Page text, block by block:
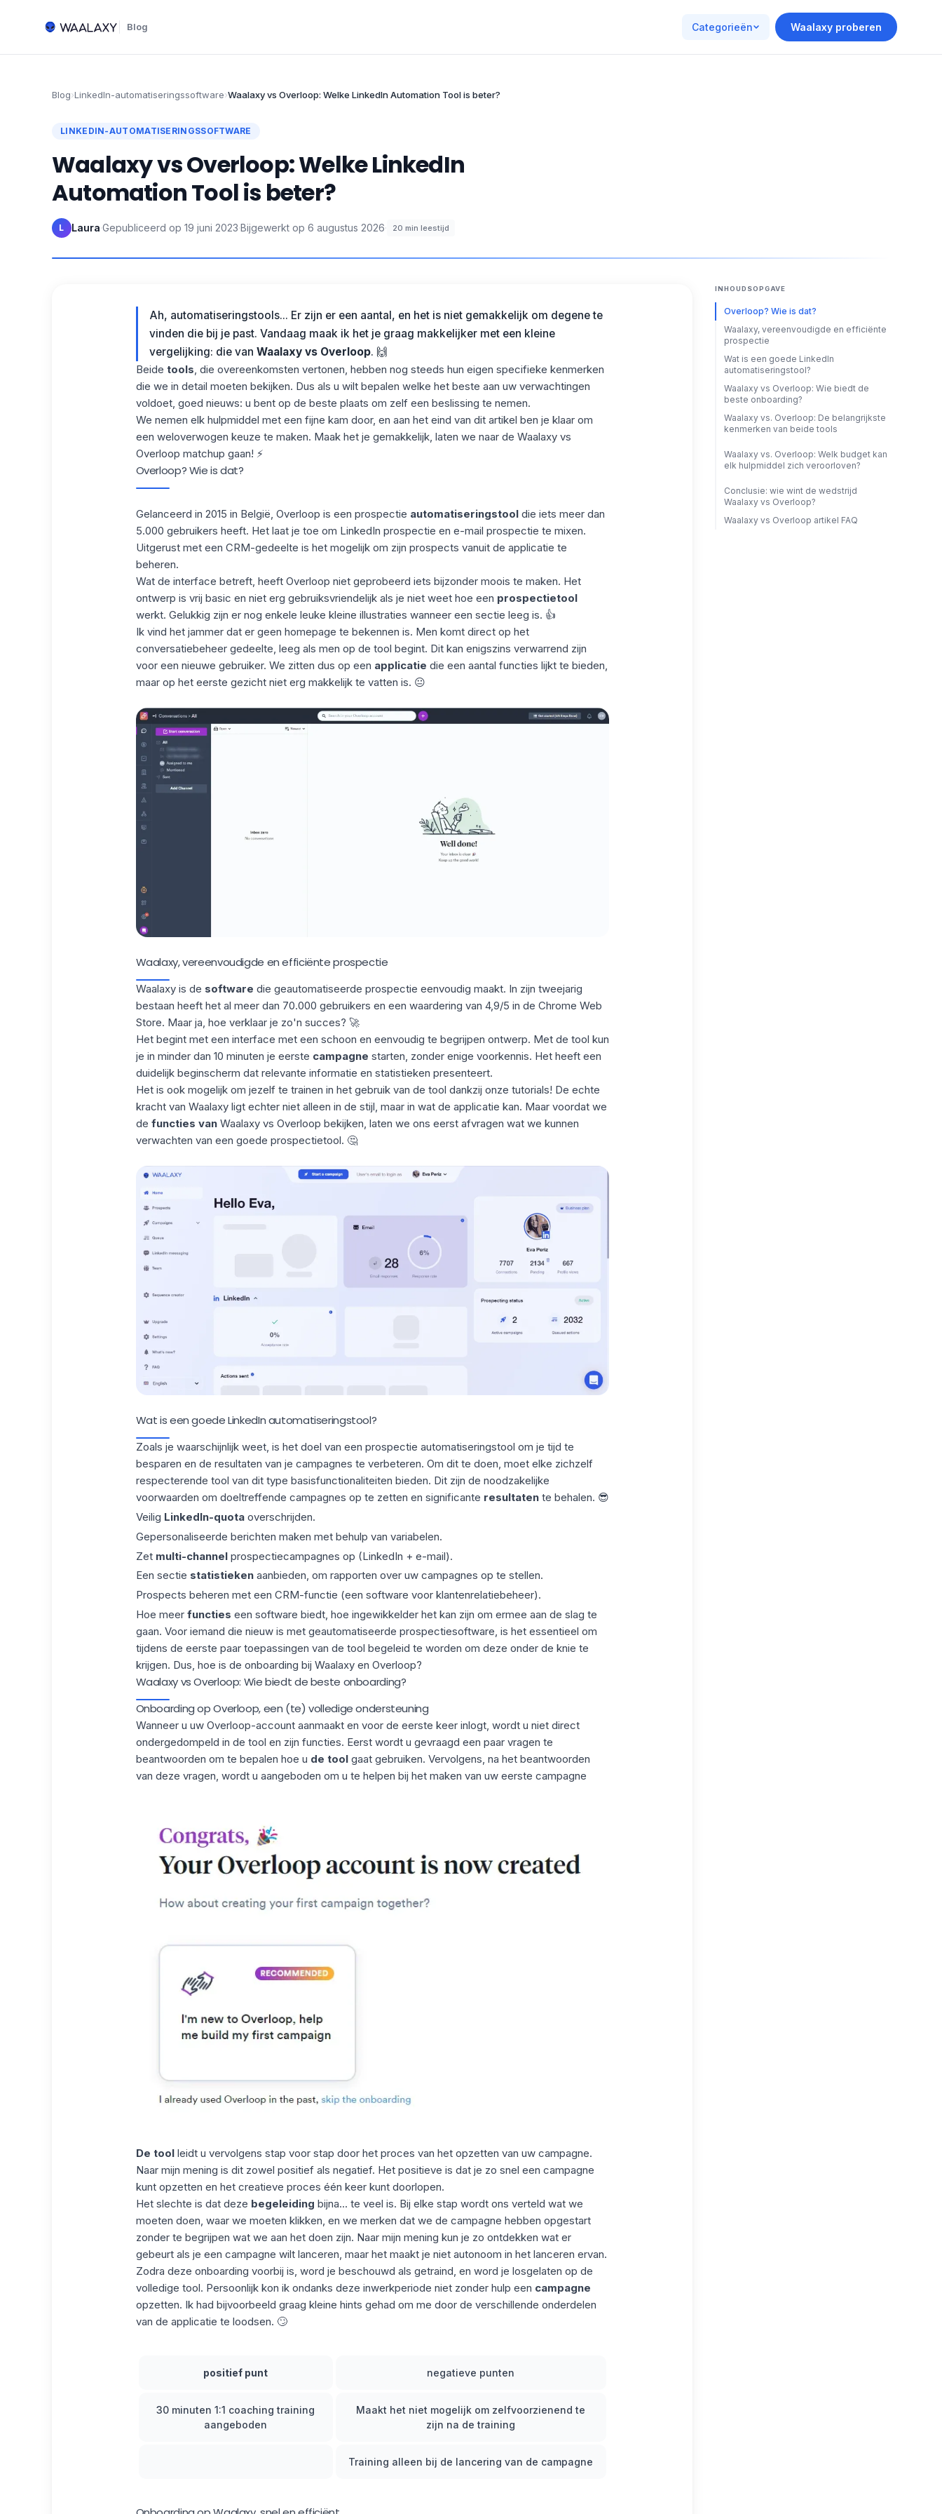
Blog Categorieën Waalaxy proberen
Blog›LinkedIn-automatiseringssoftware›Waalaxy vs Overloop: Welke LinkedIn Automation Tool is beter?
LINKEDIN-AUTOMATISERINGSSOFTWARE
Waalaxy vs Overloop: Welke LinkedIn
Automation Tool is beter?
L Laura·Gepubliceerd op 19 juni 2023·Bijgewerkt op 6 augustus 2026· 20 min leestijd
Ah, automatiseringstools... Er zijn er een aantal, en het is niet gemakkelijk om degene te
vinden die bij je past. Vandaag maak ik het je graag makkelijker met een kleine
vergelijking: die van Waalaxy vs Overloop. 🙌
Beide tools, die overeenkomsten vertonen, hebben nog steeds hun eigen specifieke kenmerken
die we in detail moeten bekijken. Dus als u wilt bepalen welke het beste aan uw verwachtingen
voldoet, goed nieuws: u bent op de beste plaats om zelf een beslissing te nemen.
We nemen elk hulpmiddel met een fijne kam door, en aan het eind van dit artikel ben je klaar om
een weloverwogen keuze te maken. Maak het je gemakkelijk, laten we naar de Waalaxy vs
Overloop matchup gaan! ⚡
Overloop? Wie is dat?
Gelanceerd in 2015 in België, Overloop is een prospectie automatiseringstooldie iets meer dan
5.000 gebruikers heeft. Het laat je toe om LinkedIn prospectie en e-mail prospectie te mixen.
Uitgerust met een CRM-gedeelte is het mogelijk om zijn prospects vanuit de applicatie te
beheren.
Wat de interface betreft, heeft Overloop niet geprobeerd iets bijzonder moois te maken. Het
ontwerp is vrij basic en niet erg gebruiksvriendelijk als je niet weet hoe een prospectietool
werkt. Gelukkig zijn er nog enkele leuke kleine illustraties wanneer een sectie leeg is. 👍
Ik vind het jammer dat er geen homepage te bekennen is. Men komt direct op het
conversatiebeheer gedeelte, leeg als men op de tool begint. Dit kan enigszins verwarrend zijn
voor een nieuwe gebruiker. We zitten dus op een applicatie die een aantal functies lijkt te bieden,
maar op het eerste gezicht niet erg makkelijk te vatten is. 😐
Waalaxy, vereenvoudigde en efficiënte prospectie
Waalaxy is de software die geautomatiseerde prospectie eenvoudig maakt. In zijn tweejarig
bestaan heeft het al meer dan 70.000 gebruikers en een waardering van 4,9/5 in de Chrome Web
Store. Maar ja, hoe verklaar je zo'n succes? 🚀
Het begint met een interface met een schoon en eenvoudig te begrijpen ontwerp. Met de tool kun
je in minder dan 10 minuten je eerste campagne starten, zonder enige voorkennis. Het heeft een
duidelijk beginscherm dat relevante informatie en statistieken presenteert.
Het is ook mogelijk om jezelf te trainen in het gebruik van de tool dankzij onze tutorials! De echte
kracht van Waalaxy ligt echter niet alleen in de stijl, maar in wat de applicatie kan. Maar voordat we
de functies vanWaalaxy vs Overloop bekijken, laten we ons eerst afvragen wat we kunnen
verwachten van een goede prospectietool. 🤔
Wat is een goede LinkedIn automatiseringstool?
Zoals je waarschijnlijk weet, is het doel van een prospectie automatiseringstool om je tijd te
besparen en de resultaten van je campagnes te verbeteren. Om dit te doen, moet elke zichzelf
respecterende tool van dit type basisfunctionaliteiten bieden. Dit zijn de noodzakelijke
voorwaarden om doeltreffende campagnes op te zetten en significante resultatente behalen. 😎
Veilig LinkedIn-quotaoverschrijden.
Gepersonaliseerde berichten maken met behulp van variabelen.
Zet multi-channelprospectiecampagnes op (LinkedIn + e-mail).
Een sectie statistiekenaanbieden, om rapporten over uw campagnes op te stellen.
Prospects beheren met een CRM-functie (een software voor klantenrelatiebeheer).
Hoe meer functies een software biedt, hoe ingewikkelder het kan zijn om ermee aan de slag te
gaan. Voor iemand die nieuw is met geautomatiseerde prospectiesoftware, is het essentieel om
tijdens de eerste paar toepassingen van de tool begeleid te worden om deze onder de knie te
krijgen. Dus, hoe is de onboarding bij Waalaxy en Overloop?
Waalaxy vs Overloop: Wie biedt de beste onboarding?
Onboarding op Overloop, een (te) volledige ondersteuning
Wanneer u uw Overloop-account aanmaakt en voor de eerste keer inlogt, wordt u niet direct
ondergedompeld in de tool en zijn functies. Eerst wordt u gevraagd een paar vragen te
beantwoorden om te bepalen hoe u de toolgaat gebruiken. Vervolgens, na het beantwoorden
van deze vragen, wordt u aangeboden om u te helpen bij het maken van uw eerste campagne
De toolleidt u vervolgens stap voor stap door het proces van het opzetten van uw campagne.
Naar mijn mening is dit zowel positief als negatief. Het positieve is dat je zo snel een campagne
kunt opzetten en het creatieve proces één keer kunt doorlopen.
Het slechte is dat deze begeleiding bijna... te veel is. Bij elke stap wordt ons verteld wat we
moeten doen, waar we moeten klikken, en we merken dat we de campagne hebben opgestart
zonder te begrijpen wat we aan het doen zijn. Naar mijn mening kun je zo ontdekken wat er
gebeurt als je een campagne wilt lanceren, maar het maakt je niet autonoom in het lanceren ervan.
Zodra deze onboarding voorbij is, word je beschouwd als getraind, en word je losgelaten op de
volledige tool. Persoonlijk kon ik ondanks deze inwerkperiode niet zonder hulp een campagne
opzetten. Ik had bijvoorbeeld graag kleine hints gehad om me door de verschillende onderdelen
van de applicatie te loodsen. 🙄
positief punt negatieve punten
30 minuten 1:1 coaching training
aangeboden
Maakt het niet mogelijk om zelfvoorzienend te
zijn na de training
Training alleen bij de lancering van de campagne
INHOUDSOPGAVE
Overloop? Wie is dat?
Waalaxy, vereenvoudigde en efficiënte
prospectie
Wat is een goede LinkedIn
automatiseringstool?
Waalaxy vs Overloop: Wie biedt de
beste onboarding?
Waalaxy vs. Overloop: De belangrijkste
kenmerken van beide tools
Waalaxy vs. Overloop: Welk budget kan
elk hulpmiddel zich veroorloven?
Conclusie: wie wint de wedstrijd
Waalaxy vs Overloop?
Waalaxy vs Overloop artikel FAQ